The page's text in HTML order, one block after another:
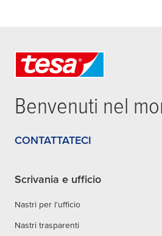
Benvenuti nel
CONTATTATECI
Scrivania e ufficio
Nastri per l'ufficio
Nastri trasparenti